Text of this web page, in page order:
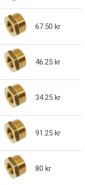
67.50
46.25
34.25
91.25
80